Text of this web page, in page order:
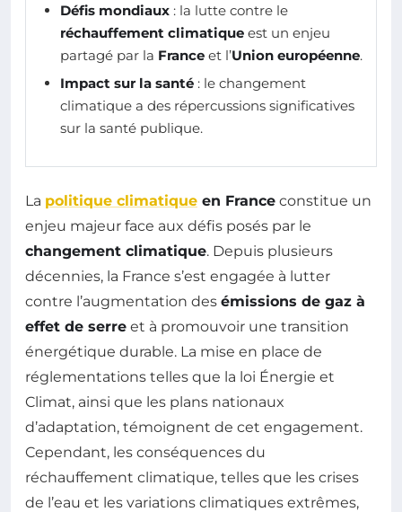
Défis mondiaux : la lutte contre le
réchauffement climatique est un enjeu
partagé par la France et l’Union européenne.
Impact sur la santé : le changement
climatique a des répercussions significatives
sur la santé publique.
La politique climatique en France constitue un
enjeu majeur face aux défis posés par le
changement climatique. Depuis plusieurs
décennies, la France s’est engagée à lutter
contre l’augmentation des émissions de gaz à
effet de serre et à promouvoir une transition
énergétique durable. La mise en place de
réglementations telles que la loi Énergie et
Climat, ainsi que les plans nationaux
d’adaptation, témoignent de cet engagement.
Cependant, les conséquences du
réchauffement climatique, telles que les crises
de l’eau et les variations climatiques extrêmes,